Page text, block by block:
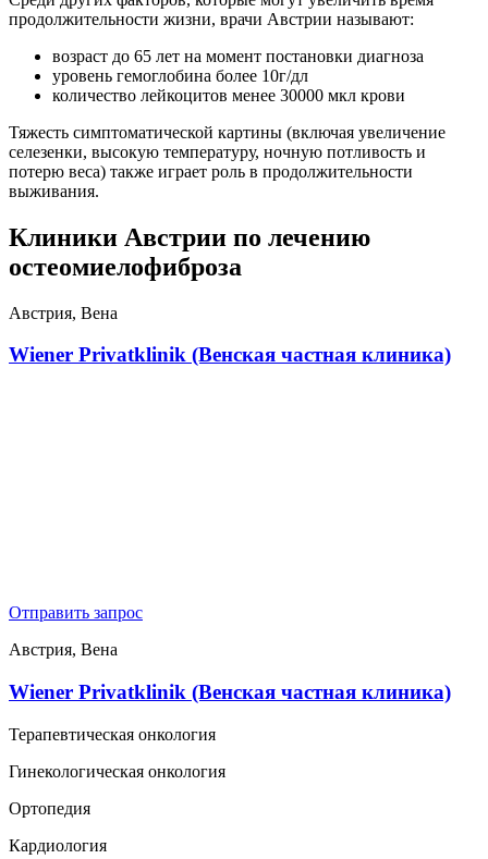
продолжительности жизни, врачи Австрии называют:
возраст до 65 лет на момент постановки диагноза
уровень гемоглобина более 10г/дл
количество лейкоцитов менее 30000 мкл крови
Тяжесть симптоматической картины (включая увеличение
селезенки, высокую температуру, ночную потливость и
потерю веса) также играет роль в продолжительности
выживания.
Клиники Австрии по лечению
остеомиелофиброза
Австрия, Вена
Wiener Privatklinik (Венская частная клиника)
Отправить запрос
Австрия, Вена
Wiener Privatklinik (Венская частная клиника)
Терапевтическая онкология
Гинекологическая онкология
Ортопедия
Кардиология